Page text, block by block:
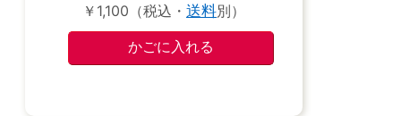
￥1,100（税込・ 送料別）